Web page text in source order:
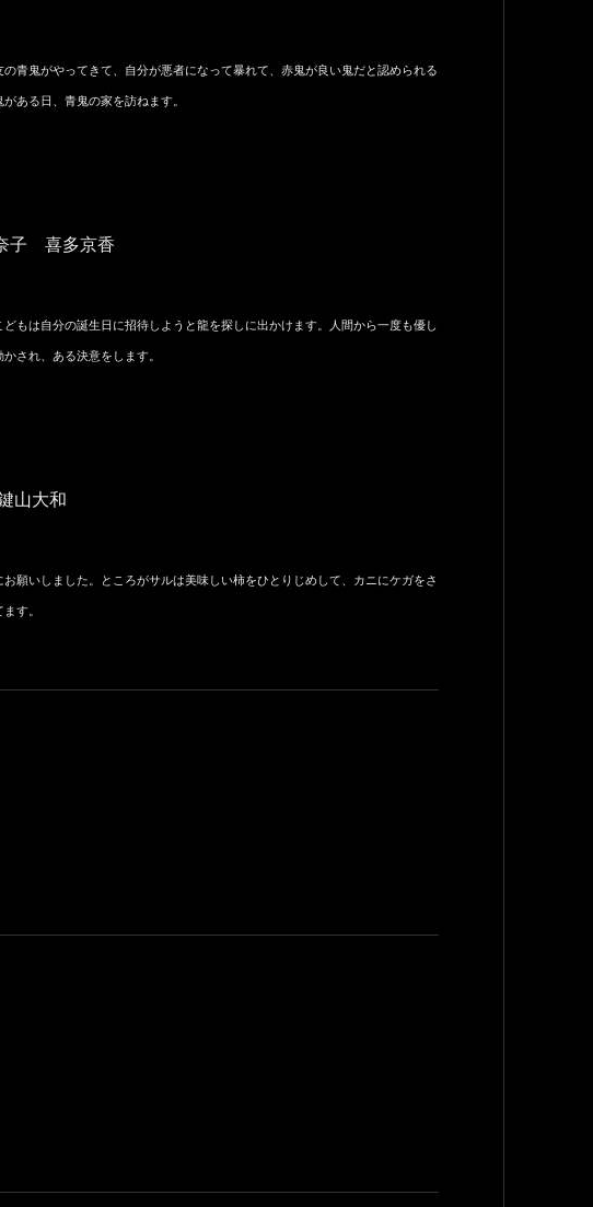
青鬼がやってきて、自分が悪者になって暴れて、赤鬼が良い鬼だと認められる
ある日、青鬼の家を訪ねます。
子 喜多京香
もは自分の誕生日に招待しようと龍を探しに出かけます。人間から一度も優し
され、ある決意をします。
山大和
願いしました。ところがサルは美味しい柿をひとりじめして、カニにケガをさ
す。